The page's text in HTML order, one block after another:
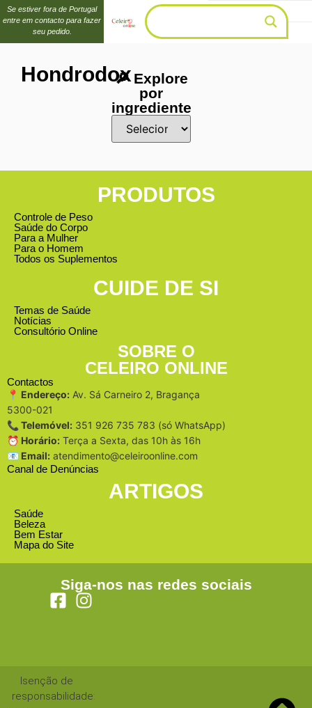
Se estiver fora de Portugal
entre em contacto para fazer
seu pedido.
Hondrodox🔎 Explore
por
ingrediente
PRODUTOS
Controle de Peso
Saúde do Corpo
Para a Mulher
Para o Homem
Todos os Suplementos
CUIDE DE SI
Temas de Saúde
Notícias
Consultório Online
SOBRE O
CELEIRO ONLINE
Contactos
📍 Endereço: Av. Sá Carneiro 2, Bragança
5300-021
📞 Telemóvel: 351 926 735 783 (só WhatsApp)
⏰ Horário: Terça a Sexta, das 10h às 16h
📧 Email: atendimento@celeiroonline.com
Canal de Denúncias
ARTIGOS
Saúde
Beleza
Bem Estar
Mapa do Site
Siga-nos nas redes sociais
Isenção de
responsabilidade: